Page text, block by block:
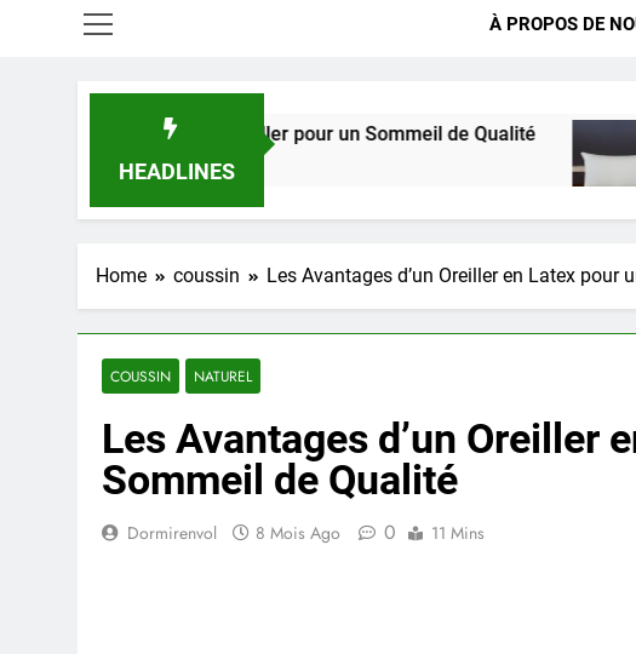
À PROPOS DE
HEADLINES
Meilleur Oreiller pour un Sommeil de Qualité
2
Home coussin Les Avantages d’un Oreiller en Latex pour
COUSSIN NATUREL
Les Avantages d’un Oreiller
Sommeil de Qualité
Dormirenvol 8 Mois Ago 0 11 Mins